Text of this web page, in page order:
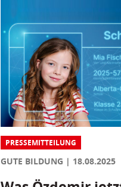
PRESSEMITTEILUNG
GUTE BILDUNG 18.08.2025